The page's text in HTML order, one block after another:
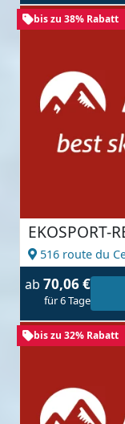
bis zu 38% Rabatt
EKOSPORT-
516 route du
ab 70,06 €
für 6 Tage
bis zu 32% Rabatt